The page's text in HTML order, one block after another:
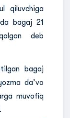
qiluvchiga
bagaj 21
deb
bagaj
da’vo
muvofiq